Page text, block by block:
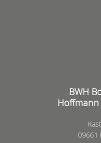
BWH
Hoffmann
09661